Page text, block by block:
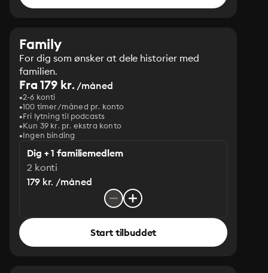
Family
For dig som ønsker at dele historier med
familien.
Fra 179 kr./måned
2-6 konti
100 timer/måned pr. konto
Fri lytning til podcasts
Kun 39 kr. pr. ekstra konto
Ingen binding
Dig + 1 familiemedlem
2 konti
179 kr. /måned
Start tilbuddet